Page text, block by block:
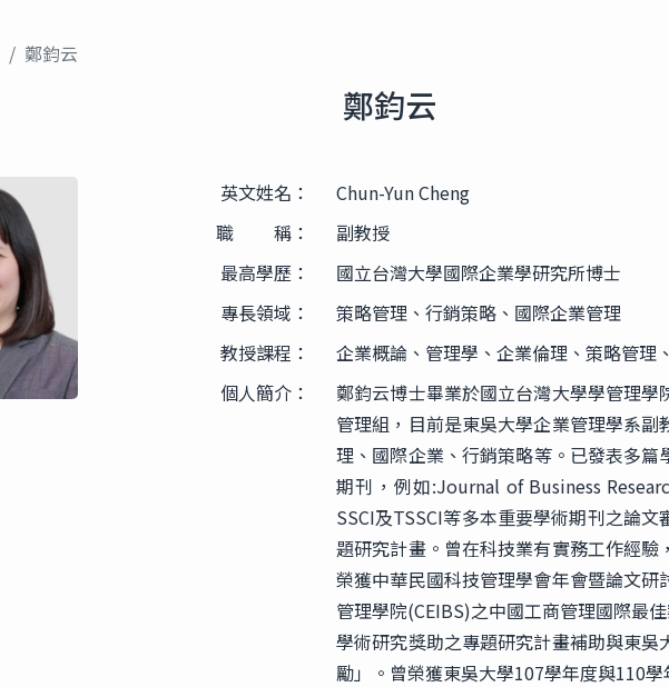
鄭鈞云
鄭鈞云
英文姓名：
Chun-Yun Cheng
職 稱：
副教授
最高學歷：
國立台灣大學國際企業學研究所博士
專長領域：
策略管理、行銷策略、國際企業管理
教授課程：
企業概論、管理學、企業倫理、策略管理
個人簡介：
鄭鈞云博士畢業於國立台灣大學學管理
管理組，目前是東吳大學企業管理學系
理、國際企業、行銷策略等。已發表多篇
期刊，例如:Journal of Business
SSCI及TSSCI等多本重要學術期刊之論
題研究計畫。曾在科技業有實務工作經驗
榮獲中華民國科技管理學會年會暨論文
管理學院(CEIBS)之中國工商管理國際最
學術研究獎助之專題研究計畫補助與東
勵」。曾榮獲東吳大學107學年度與110